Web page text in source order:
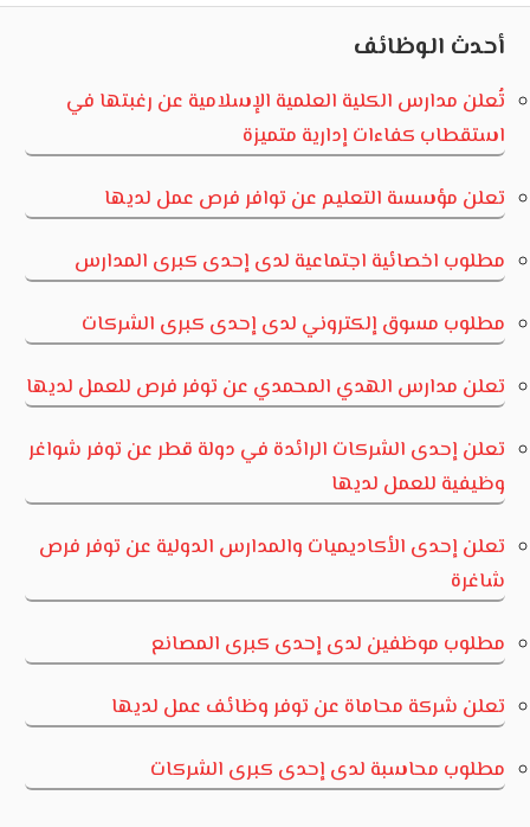
أحدث الوظائف
تُعلن مدارس الكلية العلمية الإسلامية عن رغبتها في
استقطاب كفاءات إدارية متميزة
تعلن مؤسسة التعليم عن توافر فرص عمل لديها
مطلوب اخصائية اجتماعية لدى إحدى كبرى المدارس
مطلوب مسوق إلكتروني لدى إحدى كبرى الشركات
تعلن مدارس الهدي المحمدي عن توفر فرص للعمل لديها
تعلن إحدى الشركات الرائدة في دولة قطر عن توفر شواغر
وظيفية للعمل لديها
تعلن إحدى الأكاديميات والمدارس الدولية عن توفر فرص
شاغرة
مطلوب موظفين لدى إحدى كبرى المصانع
تعلن شركة محاماة عن توفر وظائف عمل لديها
مطلوب محاسبة لدى إحدى كبرى الشركات